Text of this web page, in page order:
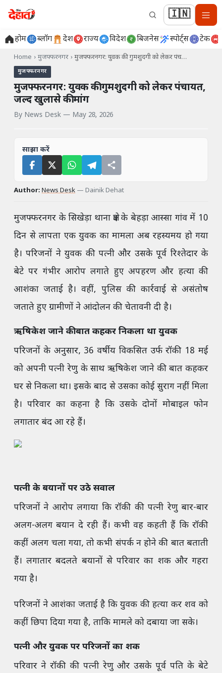
🇮🇳
होम ब्लॉग देश राज्य विदेश बिजनेस स्पोर्ट्स टेक
Home › मुजफ्फरनगर › मुजफ्फरनगर: युवक की गुमशुदगी को लेकर पंच…
मुजफ्फरनगर
मुजफ्फरनगर: युवक की गुमशुदगी को लेकर पंचायत,
जल्द खुलासे की मांग
By News Desk — May 28, 2026
साझा करें
Author: News Desk — Dainik Dehat
मुजफ्फरनगर के सिखेड़ा थाना क्षेत्र के बेहड़ा आस्सा गांव में 10
दिन से लापता एक युवक का मामला अब रहस्यमय हो गया
है। परिजनों ने युवक की पत्नी और उसके पूर्व रिश्तेदार के
बेटे पर गंभीर आरोप लगाते हुए अपहरण और हत्या की
आशंका जताई है। वहीं, पुलिस की कार्रवाई से असंतोष
जताते हुए ग्रामीणों ने आंदोलन की चेतावनी दी है।
ऋषिकेश जाने की बात कहकर निकला था युवक
परिजनों के अनुसार, 36 वर्षीय विकसित उर्फ रॉकी 18 मई
को अपनी पत्नी रेणु के साथ ऋषिकेश जाने की बात कहकर
घर से निकला था। इसके बाद से उसका कोई सुराग नहीं मिला
है। परिवार का कहना है कि उसके दोनों मोबाइल फोन
लगातार बंद आ रहे हैं।
पत्नी के बयानों पर उठे सवाल
परिजनों ने आरोप लगाया कि रॉकी की पत्नी रेणु बार-बार
अलग-अलग बयान दे रही हैं। कभी वह कहती हैं कि रॉकी
कहीं अलग चला गया, तो कभी संपर्क न होने की बात बताती
हैं। लगातार बदलते बयानों से परिवार का शक और गहरा
गया है।
परिजनों ने आशंका जताई है कि युवक की हत्या कर शव को
कहीं छिपा दिया गया है, ताकि मामले को दबाया जा सके।
पत्नी और युवक पर परिजनों का शक
परिवार ने रॉकी की पत्नी रेणु और उसके पूर्व पति के बेटे